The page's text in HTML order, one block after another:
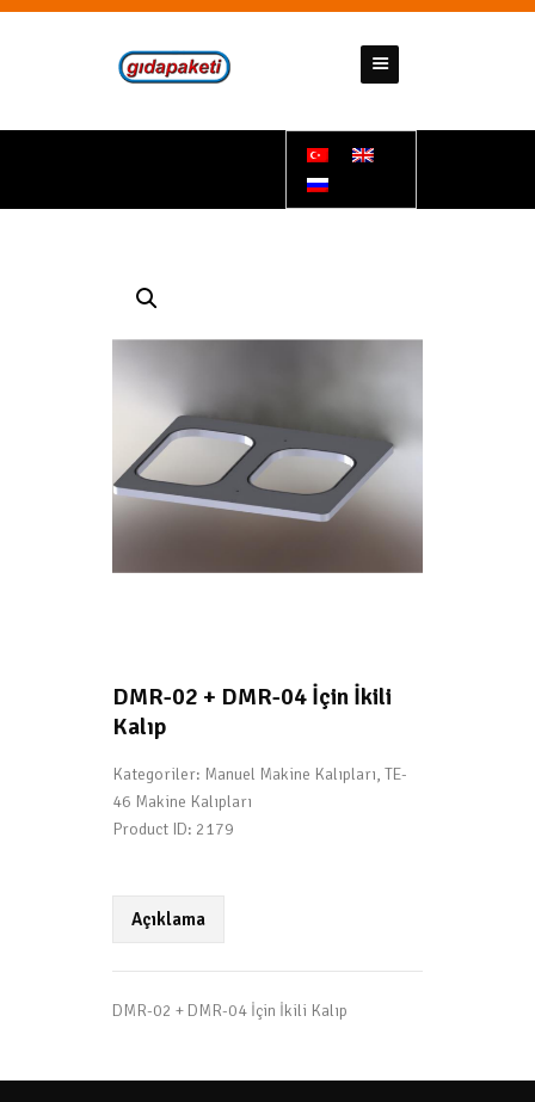
GIDAPAKETI
HAKKIMIZDA
İLETIŞIM
DÖKÜMANLAR
DMR-02 + DMR-04 İçin İkili
Kalıp
Kategoriler: Manuel Makine Kalıpları, TE-
46 Makine Kalıpları
Product ID: 2179
Açıklama
DMR-02 + DMR-04 İçin İkili Kalıp